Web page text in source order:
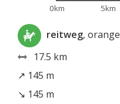
0km 5km
reitweg, orange
17.5 km
↗ 145 m
↘ 145 m